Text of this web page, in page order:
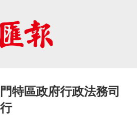
特區政府行政法務司